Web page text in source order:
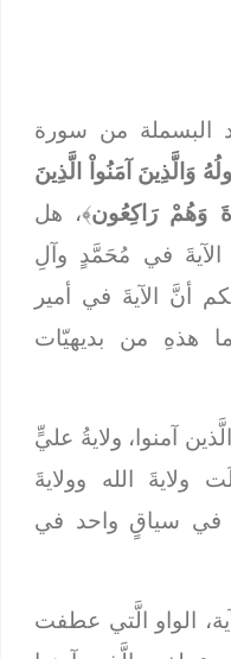
البسملة من سورة
وَالَّذِينَ آمَنُواْ الَّذِينَ
وَهُمْ رَاكِعُون﴾، هل
في مُحَمَّدٍ وآلِ
أنَّ الآيةَ في أمير
ما هذهِ من بديهيّات
آمنوا، ولايةُ عليٍّ
الله وولايةَ
في سياقٍ واحد في
الواو الَّتي عطفت